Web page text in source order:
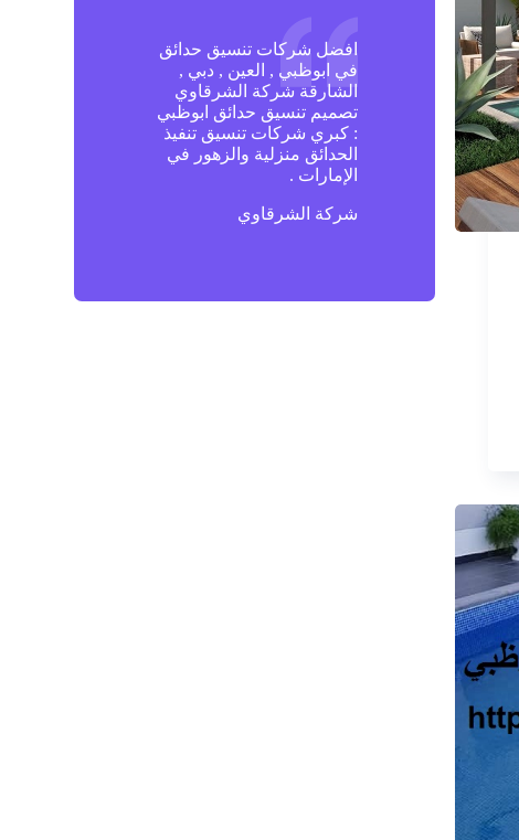
افضل شركات تنسيق حدائق
في ابوظبي , العين , دبي ,
الشارقة شركة الشرقاوي
تصميم تنسيق حدائق ابوظبي
: كبري شركات تنسيق تنفيذ
الحدائق منزلية والزهور في
الإمارات .
شركة الشرقاوي